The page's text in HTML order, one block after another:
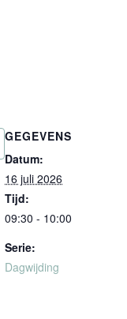
GEGEVENS
Datum:
16 juli 2026
Tijd:
09:30 - 10:00
Serie:
Dagwijding